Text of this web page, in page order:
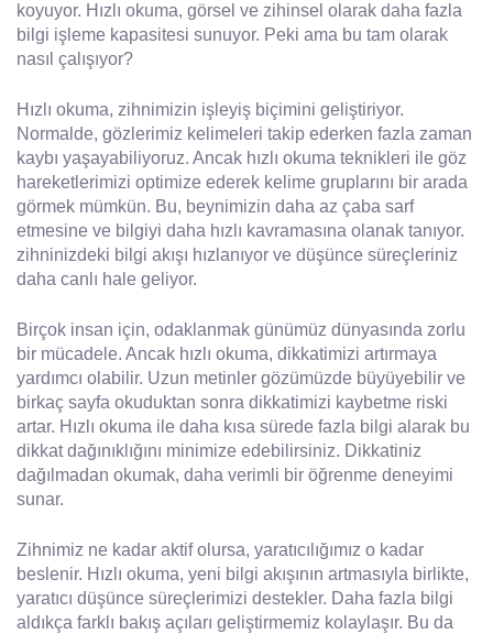
koyuyor. Hızlı okuma, görsel ve zihinsel olarak daha fazla
bilgi işleme kapasitesi sunuyor. Peki ama bu tam olarak
nasıl çalışıyor?
Hızlı okuma, zihnimizin işleyiş biçimini geliştiriyor.
Normalde, gözlerimiz kelimeleri takip ederken fazla zaman
kaybı yaşayabiliyoruz. Ancak hızlı okuma teknikleri ile göz
hareketlerimizi optimize ederek kelime gruplarını bir arada
görmek mümkün. Bu, beynimizin daha az çaba sarf
etmesine ve bilgiyi daha hızlı kavramasına olanak tanıyor.
zihninizdeki bilgi akışı hızlanıyor ve düşünce süreçleriniz
daha canlı hale geliyor.
Birçok insan için, odaklanmak günümüz dünyasında zorlu
bir mücadele. Ancak hızlı okuma, dikkatimizi artırmaya
yardımcı olabilir. Uzun metinler gözümüzde büyüyebilir ve
birkaç sayfa okuduktan sonra dikkatimizi kaybetme riski
artar. Hızlı okuma ile daha kısa sürede fazla bilgi alarak bu
dikkat dağınıklığını minimize edebilirsiniz. Dikkatiniz
dağılmadan okumak, daha verimli bir öğrenme deneyimi
sunar.
Zihnimiz ne kadar aktif olursa, yaratıcılığımız o kadar
beslenir. Hızlı okuma, yeni bilgi akışının artmasıyla birlikte,
yaratıcı düşünce süreçlerimizi destekler. Daha fazla bilgi
aldıkça farklı bakış açıları geliştirmemiz kolaylaşır. Bu da